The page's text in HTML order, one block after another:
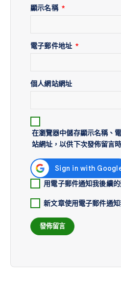
顯示名稱 *
電子郵件地址 *
個人網站網址
在瀏覽器中儲存顯示名稱、
站網址，以供下次發佈留言
用電子郵件通知我後續的
新文章使用電子郵件通知